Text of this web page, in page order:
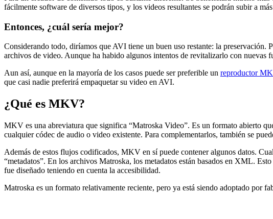
fácilmente software de diversos tipos, y los videos resultantes se podrán subir a
Entonces, ¿cuál sería mejor?
Considerando todo, diríamos que AVI tiene un buen uso restante: la
archivos de video. Aunque ha habido algunos intentos de revitalizarlo con
Aun así, aunque en la mayoría de los casos puede ser preferible un reproductor
que casi nadie preferirá empaquetar su video en AVI.
¿Qué es MKV?
MKV es una abreviatura que significa “Matroska Video”. Es un formato abierto
cualquier códec de audio o video existente. Para complementarlos, también se
Además de estos flujos codificados, MKV en sí puede contener algunos datos.
“metadatos”. En los archivos Matroska, los metadatos están basados en XML.
fue diseñado teniendo en cuenta la accesibilidad.
Matroska es un formato relativamente reciente, pero ya está siendo adoptado por